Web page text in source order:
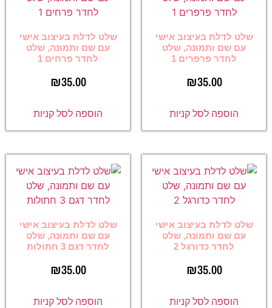
שלט לדלת בעיצוב אישי
עם שם ותמונה, שלט
לחדר פרפרים 1
₪35.00
הוספה לסל קניות
שלט לדלת בעיצוב אישי
עם שם ותמונה, שלט
לחדר פרחים 1
₪35.00
הוספה לסל קניות
שלט לדלת בעיצוב אישי
עם שם ותמונה, שלט
לחדר כדורגל 2
₪35.00
הוספה לסל קניות
שלט לדלת בעיצוב אישי
עם שם ותמונה, שלט
לחדר דגם 3 חתולות
₪35.00
הוספה לסל קניות